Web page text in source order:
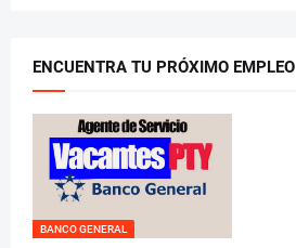
ENCUENTRA TU PRÓXIMO EMPLEO
BANCO GENERAL